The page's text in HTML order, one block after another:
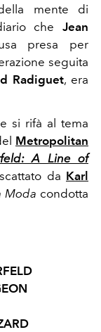
mente di
che Jean
presa per
seguita
Radiguet, era
si rifà al tema
Metropolitan
A Line of
da Karl
Moda condotta